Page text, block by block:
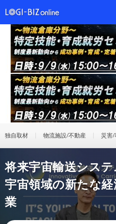
独自取材 物流施設/不動産 災害
将来宇宙輸送シス
宇宙領域の新たな
業